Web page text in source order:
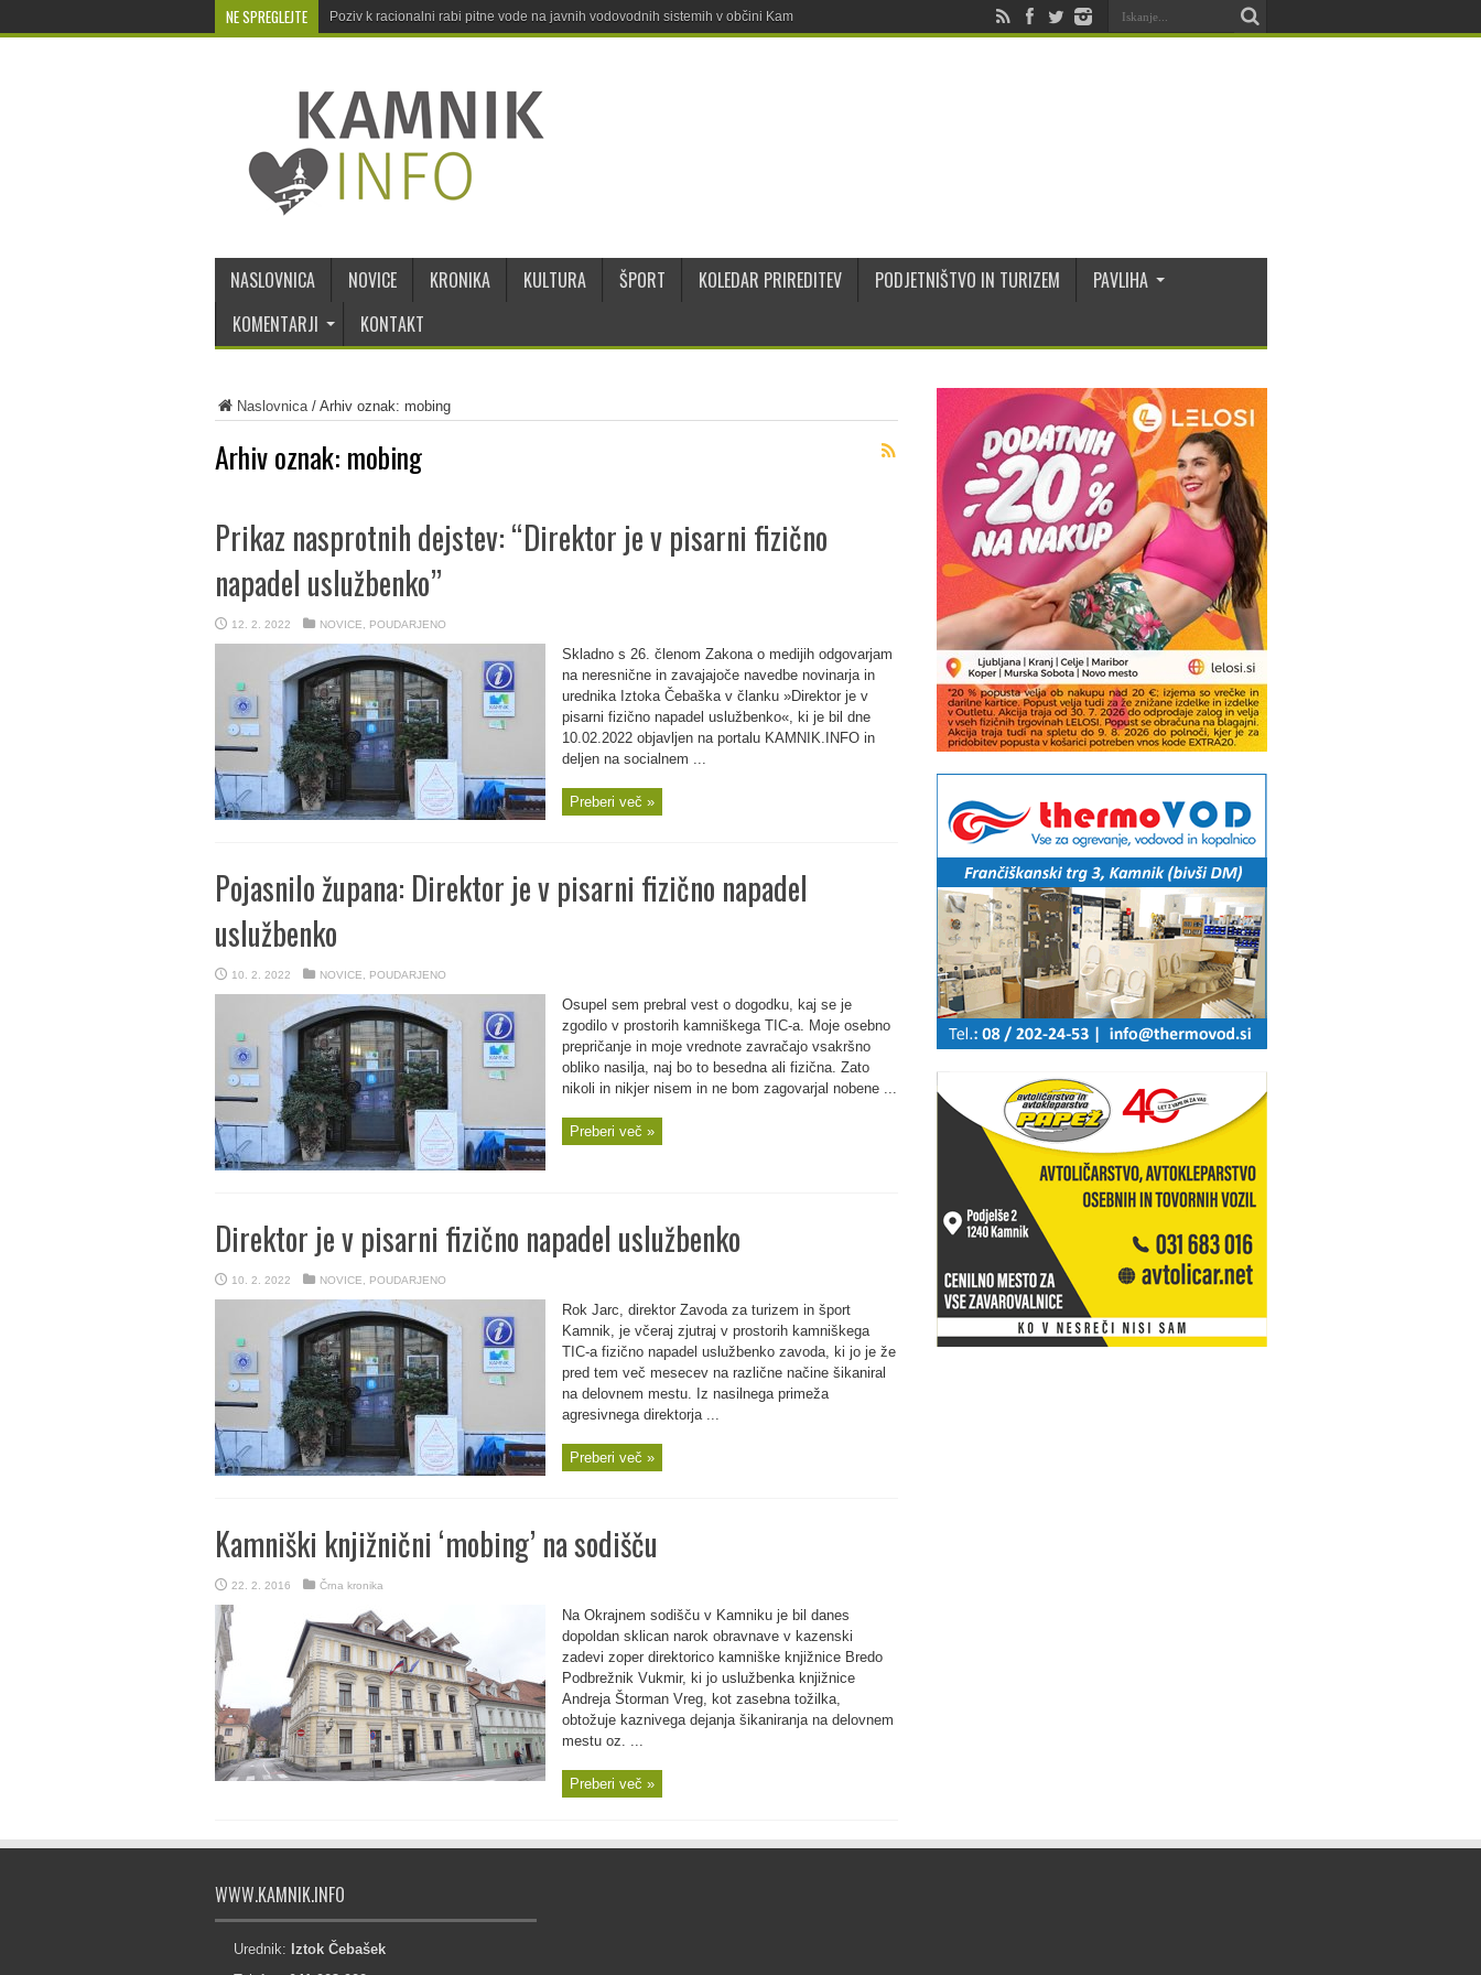
NE SPREGLEJTE Poziv k racionalni rabi pitne vode na javnih vodovodnih sistemih v občini Kamnik
NASLOVNICA NOVICE KRONIKA KULTURA ŠPORT KOLEDAR PRIREDITEV PODJETNIŠTVO IN TURIZEM
PAVLIHA
KOMENTARJI
KONTAKT
Naslovnica/ Arhiv oznak: mobing
Arhiv oznak: mobing
Prikaz nasprotnih dejstev: “Direktor je v pisarni fizično
napadel uslužbenko”
12. 2. 2022 NOVICE POUDARJENO
Skladno s 26. členom Zakona o medijih odgovarjam
na neresnične in zavajajoče navedbe novinarja in
urednika Iztoka Čebaška v članku »Direktor je v
pisarni fizično napadel uslužbenko«, ki je bil dne
10.02.2022 objavljen na portalu KAMNIK.INFO in
deljen na socialnem ...
Preberi več »
Pojasnilo župana: Direktor je v pisarni fizično napadel
uslužbenko
10. 2. 2022 NOVICE POUDARJENO
Osupel sem prebral vest o dogodku, kaj se je
zgodilo v prostorih kamniškega TIC-a. Moje osebno
prepričanje in moje vrednote zavračajo vsakršno
obliko nasilja, naj bo to besedna ali fizična. Zato
nikoli in nikjer nisem in ne bom zagovarjal nobene ...
Preberi več »
Direktor je v pisarni fizično napadel uslužbenko
10. 2. 2022 NOVICE POUDARJENO
Rok Jarc, direktor Zavoda za turizem in šport
Kamnik, je včeraj zjutraj v prostorih kamniškega
TIC-a fizično napadel uslužbenko zavoda, ki jo je že
pred tem več mesecev na različne načine šikaniral
na delovnem mestu. Iz nasilnega primeža
agresivnega direktorja ...
Preberi več »
Kamniški knjižnični ‘mobing’ na sodišču
22. 2. 2016 Črna kronika
Na Okrajnem sodišču v Kamniku je bil danes
dopoldan sklican narok obravnave v kazenski
zadevi zoper direktorico kamniške knjižnice Bredo
Podbrežnik Vukmir, ki jo uslužbenka knjižnice
Andreja Štorman Vreg, kot zasebna tožilka,
obtožuje kaznivega dejanja šikaniranja na delovnem
mestu oz. ...
Preberi več »
WWW.KAMNIK.INFO
Urednik: Iztok Čebašek